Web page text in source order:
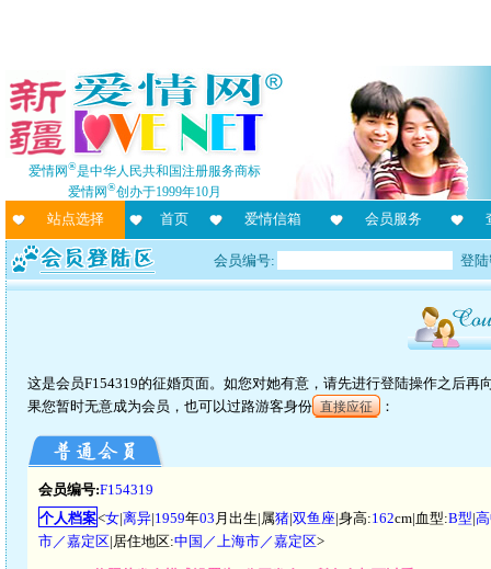
爱情网®是中华人民共和国注册服务商标
爱情网®创办于1999年10月
站点选择 首页 爱情信箱 会员服务
会员编号: 登
这是会员F154319的征婚页面。如您对她有意，请先进行登陆操作之后
果您暂时无意成为会员，也可以过路游客身份 直接应征 ：
会员编号:F154319
个人档案<女|离异|1959年03 月出生|属猪|双鱼座|身高:162cm|血型:B型|
市／嘉定区|居住地区:中国／上海市／嘉定区>